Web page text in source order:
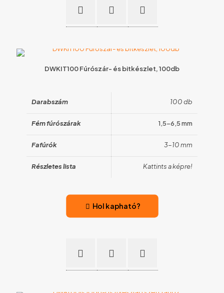
DWKIT100 Fúrószár- és bitkészlet, 100db
Darabszám 100 db
Fém fúrószárak 1,5-6,5 mm
Fafúrók 3-10 mm
Részletes lista Kattints a képre!
Hol kapható?